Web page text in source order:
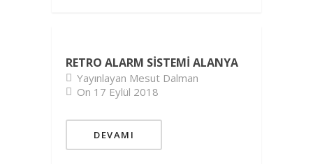
RETRO ALARM SISTEMI ALANYA
Yayınlayan Mesut Dalman
On 17 Eylül 2018
DEVAMI